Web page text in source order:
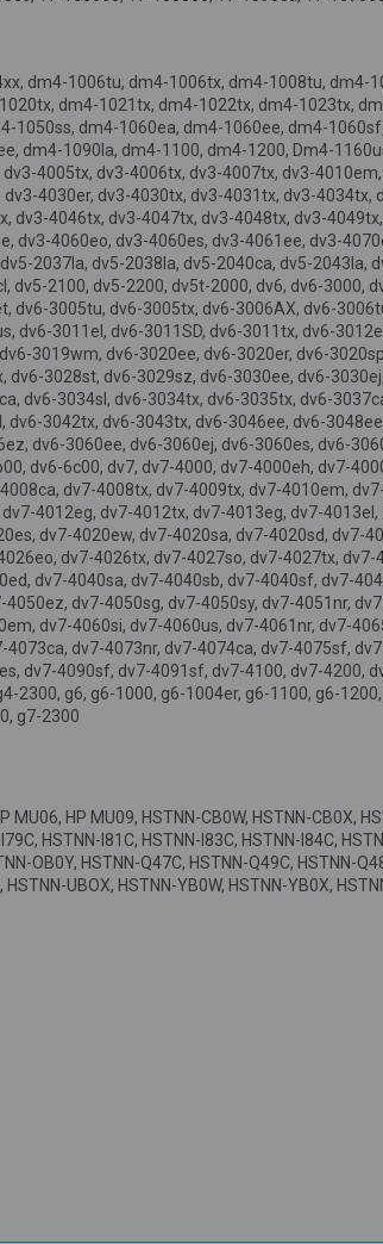
dm4-1006tu, dm4-1006tx, dm4-1008tu, dm4-
dm4-1021tx, dm4-1022tx, dm4-1023tx,
dm4-1060ea, dm4-1060ee, dm4-
dm4-1090la, dm4-1100, dm4-1200, Dm4-
4005tx, dv3-4006tx, dv3-4007tx, dv3-
4030er, dv3-4030tx, dv3-4031tx, dv3-4034tx,
4046tx, dv3-4047tx, dv3-4048tx, dv3-
4060eo, dv3-4060es, dv3-4061ee, dv3-
2037la, dv5-2038la, dv5-2040ca, dv5-2043la,
2100, dv5-2200, dv5t-2000, dv6, dv6-3000,
3005tu, dv6-3005tx, dv6-3006AX, dv6-
3011el, dv6-3011SD, dv6-3011tx, dv6-
3019wm, dv6-3020ee, dv6-3020er, dv6-
3028st, dv6-3029sz, dv6-3030ee, dv6-
dv6-3034sl, dv6-3034tx, dv6-3035tx, dv6-
3042tx, dv6-3043tx, dv6-3046ee, dv6-
dv6-3060ee, dv6-3060ej, dv6-3060es, dv6-
dv6-6c00, dv7, dv7-4000, dv7-4000eh, dv7-
dv7-4008tx, dv7-4009tx, dv7-4010em,
4012eg, dv7-4012tx, dv7-4013eg, dv7-
dv7-4020ew, dv7-4020sa, dv7-4020sd, dv7-
dv7-4026tx, dv7-4027so, dv7-4027tx,
dv7-4040sa, dv7-4040sb, dv7-4040sf, dv7-
dv7-4050sg, dv7-4050sy, dv7-4051nr,
dv7-4060si, dv7-4060us, dv7-4061nr, dv7-
dv7-4073nr, dv7-4074ca, dv7-4075sf,
dv7-4090sf, dv7-4091sf, dv7-4100, dv7-4200,
g6, g6-1000, g6-1004er, g6-1100, g6-
g7-2300
HP MU09, HSTNN-CB0W, HSTNN-CB0X,
HSTNN-I81C, HSTNN-I83C, HSTNN-I84C,
OB0Y, HSTNN-Q47C, HSTNN-Q49C, HSTNN-
UBOX, HSTNN-YB0W, HSTNN-YB0X,